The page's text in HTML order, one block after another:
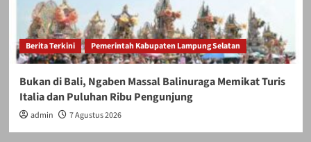
Berita Terkini Pemerintah Kabupaten Lampung Selatan
Bukan di Bali, Ngaben Massal Balinuraga Memikat Turis
Italia dan Puluhan Ribu Pengunjung
admin 7 Agustus 2026